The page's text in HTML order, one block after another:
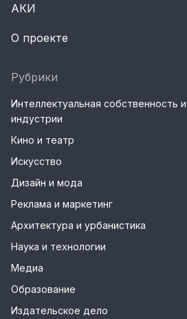
АКИ
О проекте
Рубрики
Интеллектуальная собственность
индустрии
Кино и театр
Искусство
Дизайн и мода
Реклама и маркетинг
Архитектура и урбанистика
Наука и технологии
Медиа
Образование
Издательское дело